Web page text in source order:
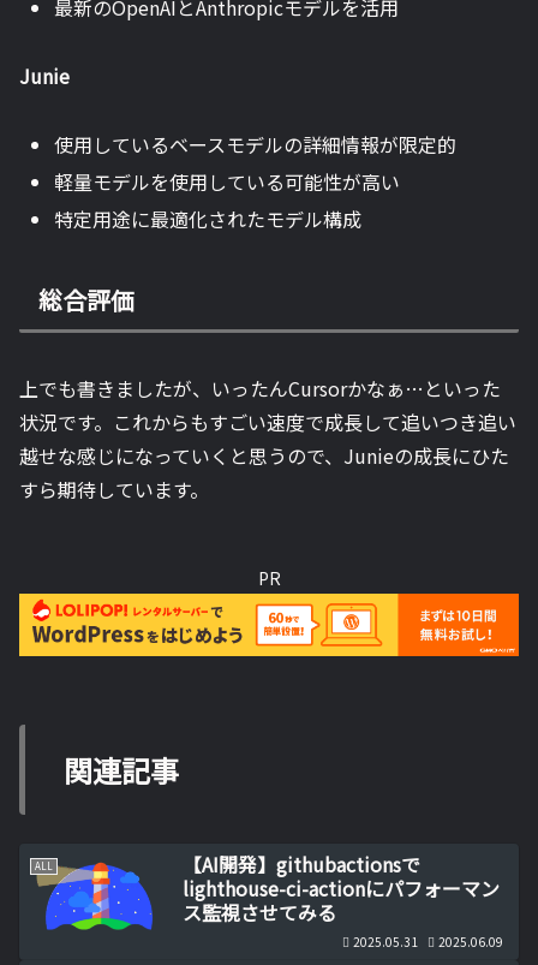
最新のOpenAIとAnthropicモデルを活用
Junie
使用しているベースモデルの詳細情報が限定的
軽量モデルを使用している可能性が高い
特定用途に最適化されたモデル構成
総合評価
上でも書きましたが、いったんCursorかなぁ…といった
状況です。これからもすごい速度で成長して追いつき追い
越せな感じになっていくと思うので、Junieの成長にひた
すら期待しています。
PR
関連記事
ALL
【AI開発】githubactionsで
lighthouse-ci-actionにパフォーマン
ス監視させてみる
2025.05.31 2025.06.09